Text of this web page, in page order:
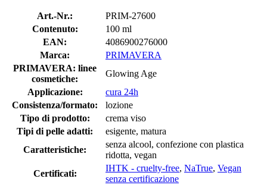
Art.-Nr.:
PRIM-27600
Contenuto:
100 ml
EAN:
4086900276000
Marca:
PRIMAVERA
PRIMAVERA: linee
cosmetiche:
Glowing Age
Applicazione:
cura 24h
Consistenza/formato:
lozione
Tipo di prodotto:
crema viso
Tipi di pelle adatti:
esigente, matura
Caratteristiche:
senza alcool, confezione con plastica
ridotta, vegan
Certificati:
IHTK - cruelty-free, NaTrue, Vegan
senza certificazione